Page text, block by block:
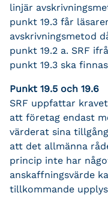
linjär
punkt 19.3 får
avskrivningsmetod
punkt 19.2 a. SRF
punkt 19.3 ska
Punkt 19.5 och 19.6
SRF uppfattar
att företag endast
värderat sina
att det allmänna
princip inte har
anskaffningsvärde
tillkommande